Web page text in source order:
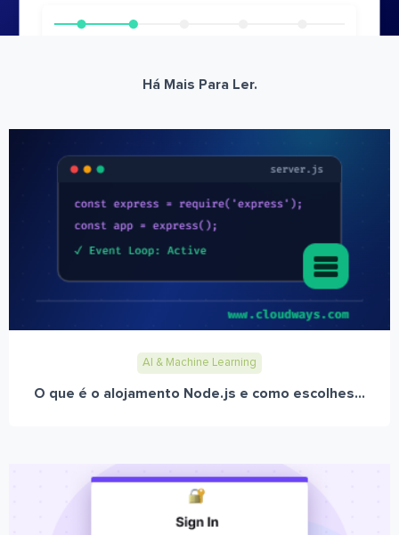
Há Mais Para Ler.
AI & Machine Learning
O que é o alojamento Node.js e como escolhes...